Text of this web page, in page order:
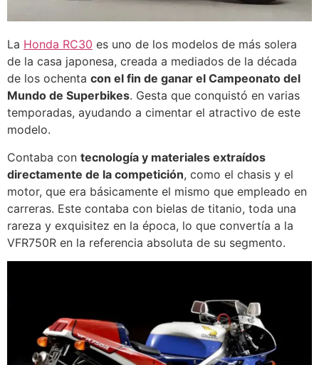
La Honda RC30 es uno de los modelos de más solera
de la casa japonesa, creada a mediados de la década
de los ochenta con el fin de ganar el Campeonato del
Mundo de Superbikes. Gesta que conquistó en varias
temporadas, ayudando a cimentar el atractivo de este
modelo.
Contaba con tecnología y materiales extraídos
directamente de la competición, como el chasis y el
motor, que era básicamente el mismo que empleado en
carreras. Este contaba con bielas de titanio, toda una
rareza y exquisitez en la época, lo que convertía a la
VFR750R en la referencia absoluta de su segmento.